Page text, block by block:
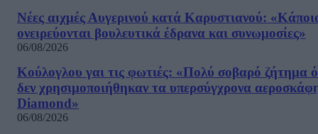
Νέες αιχμές Αυγερινού κατά Καρυστιανού:
ονειρεύονται βουλευτικά έδρανα και συνωμοσίες»
06/08/2026
Κούλογλου γαι τις φωτιές: «Πολύ σοβαρό ζήτημα
δεν χρησιμοποιήθηκαν τα υπερσύγχρονα
Diamond»
06/08/2026